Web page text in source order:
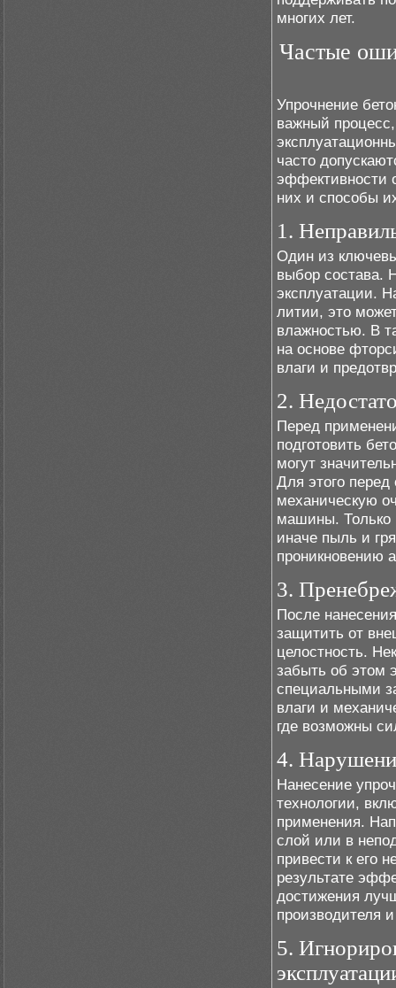
многих лет.
Частые
Упрочнение
важный
часто
эффективности
них и способы
1.
Один из
выбор состава.
эксплуатации.
литии, это
влажностью. В
на основе
влаги и
2.
Перед
подготовить
могут
Для этого перед
механическую
машины. Только
иначе пыль и
проникновению
3.
После
защитить от
целостность.
забыть об этом
специальными
влаги и
где возможны
4.
Нанесение
технологии,
применения.
слой или в
привести к его
результате
достижения
производителя
5.